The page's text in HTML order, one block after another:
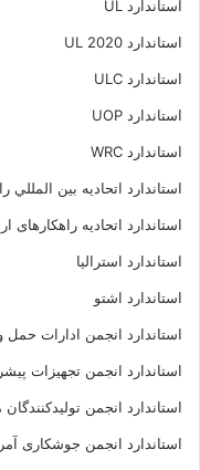
استاندارد UL
استاندارد UL 2020
استاندارد ULC
استاندارد UOP
استاندارد WRC
استاندارد اتحاديه بين المللي
استاندارد اتحادیه راهکارهای
استاندارد استرالیا
استاندارد اشتو
استاندارد انجمن ادارات حمل
استاندارد انجمن تجهیزات
استاندارد انجمن
استاندارد انجمن جوشکاری